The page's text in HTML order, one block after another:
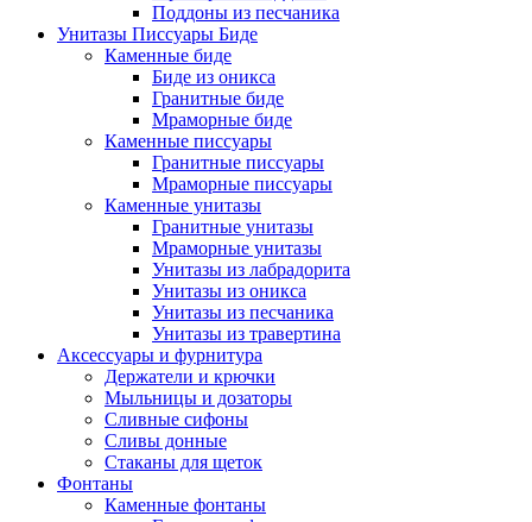
Поддоны из песчаника
Унитазы Писсуары Биде
Каменные биде
Биде из оникса
Гранитные биде
Мраморные биде
Каменные писсуары
Гранитные писсуары
Мраморные писсуары
Каменные унитазы
Гранитные унитазы
Мраморные унитазы
Унитазы из лабрадорита
Унитазы из оникса
Унитазы из песчаника
Унитазы из травертина
Аксессуары и фурнитура
Держатели и крючки
Мыльницы и дозаторы
Сливные сифоны
Сливы донные
Стаканы для щеток
Фонтаны
Каменные фонтаны